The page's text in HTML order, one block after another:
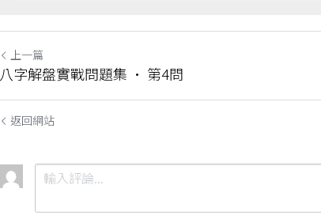
上一篇
八字解盤實戰問題集 · 第4問
返回網站